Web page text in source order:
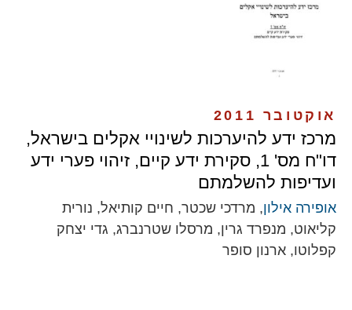
אוקטובר 2011
מרכז ידע להיערכות לשינויי אקלים בישראל,
דו"ח מס' 1, סקירת ידע קיים, זיהוי פערי ידע
ועדיפות להשלמתם
אופירה אילון, מרדכי שכטר, חיים קותיאל, נורית
קליאוט, מנפרד גרין, מרסלו שטרנברג, גדי יצחק
קפלוטו, ארנון סופר